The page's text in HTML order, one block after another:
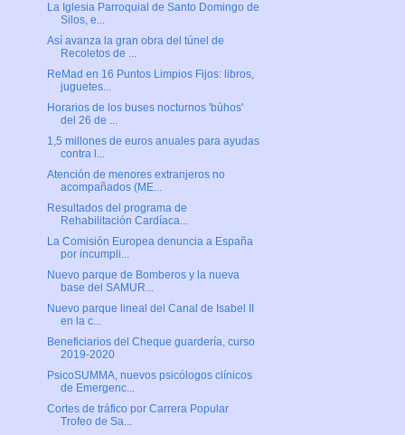
La Iglesia Parroquial de Santo Domingo de
Silos, e...
Así avanza la gran obra del túnel de
Recoletos de ...
ReMad en 16 Puntos Limpios Fijos: libros,
juguetes...
Horarios de los buses nocturnos 'búhos'
del 26 de ...
1,5 millones de euros anuales para ayudas
contra l...
Atención de menores extranjeros no
acompañados (ME...
Resultados del programa de
Rehabilitación Cardíaca...
La Comisión Europea denuncia a España
por incumpli...
Nuevo parque de Bomberos y la nueva
base del SAMUR...
Nuevo parque lineal del Canal de Isabel II
en la c...
Beneficiarios del Cheque guardería, curso
2019-2020
PsicoSUMMA, nuevos psicólogos clínicos
de Emergenc...
Cortes de tráfico por Carrera Popular
Trofeo de Sa...